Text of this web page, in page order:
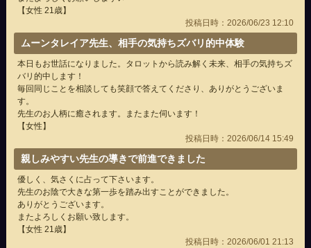
【女性 21歳】
投稿日時：2026/06/23 12:10
ムーンタレイア先生、相手の気持ちズバリ的中体験
本日もお世話になりました。タロットから読み解く未来、相手の気持ちズ
バリ的中します！
毎回同じことを相談しても笑顔で答えてくださり、ありがとうございま
す。
先生のお人柄に癒されます。またまた伺います！
【女性】
投稿日時：2026/06/14 15:49
親しみやすい先生の導きで前進できました
優しく、気さくに占って下さいます。
先生のお陰で大きな第一歩を踏み出すことができました。
ありがとうございます。
またよろしくお願い致します。
【女性 21歳】
投稿日時：2026/06/01 21:13